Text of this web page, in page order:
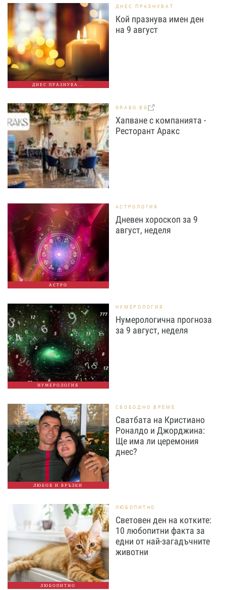
ДНЕС ПРАЗНУВА...
ДНЕС ПРАЗНУВАТ
Кой празнува имен ден
на 9 август
GRABO.BG
Хапване с компанията -
Ресторант Аракс
АСТРО
АСТРОЛОГИЯ
Дневен хороскоп за 9
август, неделя
НУМЕРОЛОГИЯ
НУМЕРОЛОГИЯ
Нумерологична прогноза
за 9 август, неделя
ЛЮБОВ И ВРЪЗКИ
СВОБОДНО ВРЕМЕ
Сватбата на Кристиано
Роналдо и Джорджина:
Ще има ли церемония
днес?
ЛЮБОПИТНО
ЛЮБОПИТНО
Световен ден на котките:
10 любопитни факта за
едни от най-загадъчните
животни